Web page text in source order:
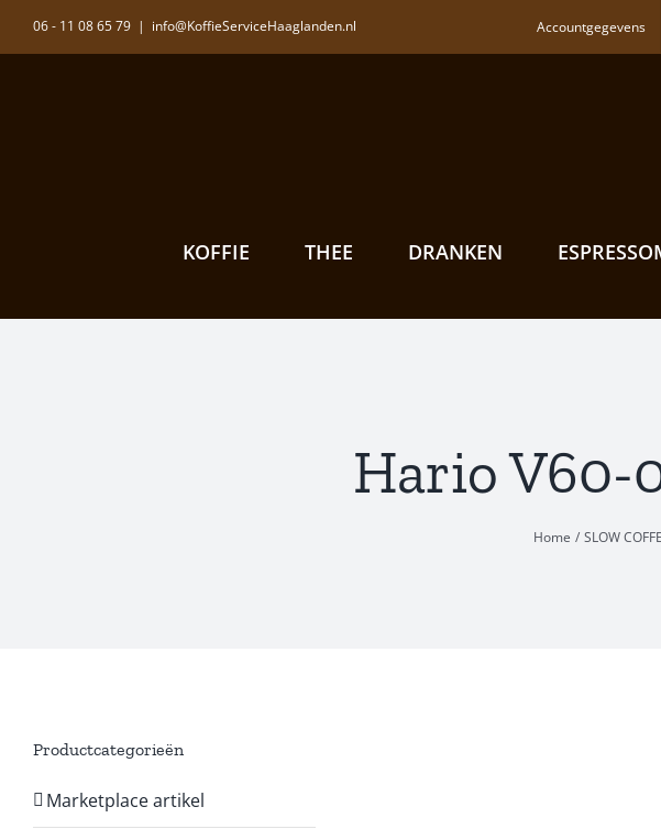
06 - 11 08 65 79 | info@KoffieServiceHaaglanden.nl Accountgegevens
KOFFIE THEE DRANKEN
Hario V60-
Home SLOW
Productcategorieën
Marketplace artikel